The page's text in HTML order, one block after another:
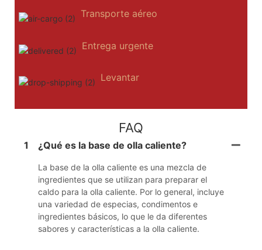
Transporte aéreo
Entrega urgente
Levantar
FAQ
1 ¿Qué es la base de olla caliente?
La base de la olla caliente es una mezcla de
ingredientes que se utilizan para preparar el
caldo para la olla caliente. Por lo general, incluye
una variedad de especias, condimentos e
ingredientes básicos, lo que le da diferentes
sabores y características a la olla caliente.